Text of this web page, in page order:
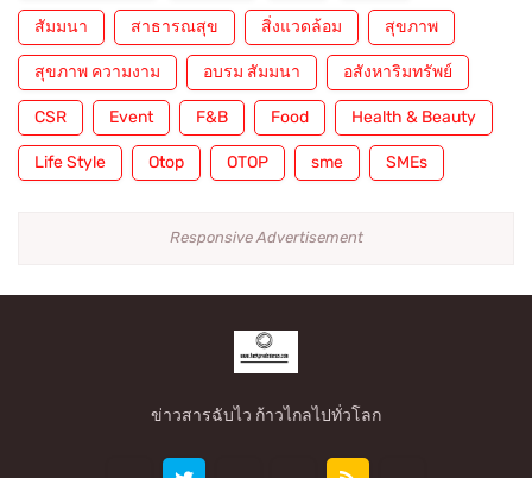
สัมมนา สาธารณสุข สิ่งแวดล้อม สุขภาพ
สุขภาพ ความงาม อบรม สัมมนา อสังหาริมทรัพย์
CSR Event F&B Food Health & Beauty
Life Style Otop OTOP sme SMEs
Responsive Advertisement
ข่าวสารฉับไว ก้าวไกลไปทั่วโลก